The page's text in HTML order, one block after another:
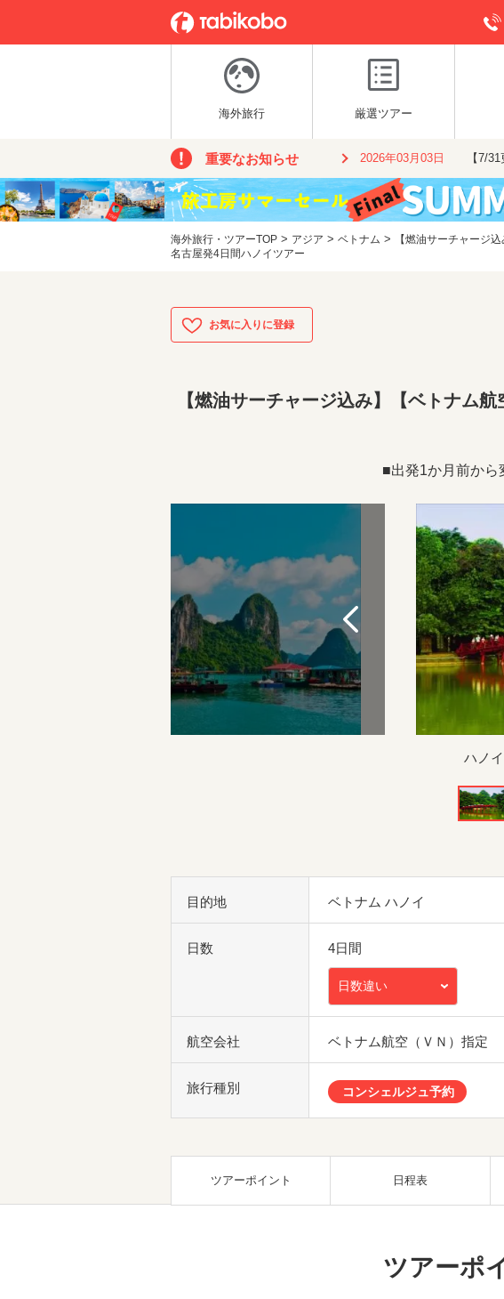
海外旅行 厳選ツアー
重要なお知らせ 2026年03月03日 【7/
海外旅行・ツアーTOP > アジア > ベトナム >
【燃油サーチャージ
名古屋発4日間ハノイツアー
【燃油サーチャージ込み】【ベトナム
■出発1か月前から
ハノ
目的地 ベトナム ハノイ
日数 4日間
日数違い
航空会社 ベトナム航空（ＶＮ）指定
旅行種別 コンシェルジュ予約
ツアーポイント 日程表
ツアーポ